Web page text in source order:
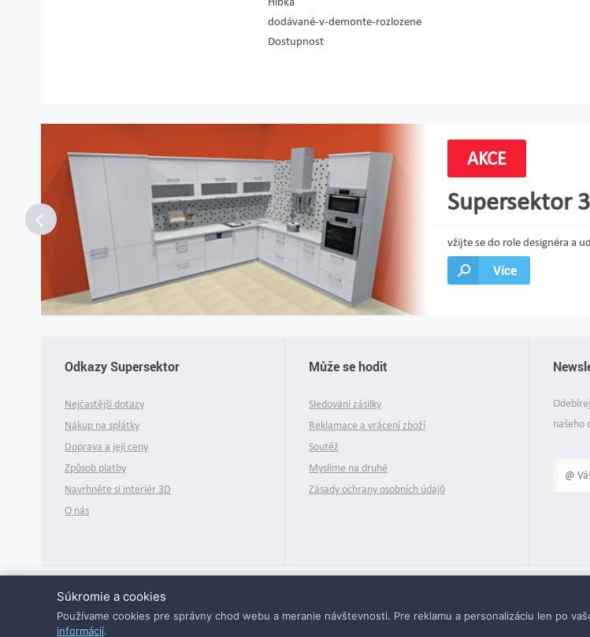
dodávané-v-demonte-rozlozene
Dostupnost
AKCE
Supersektor
vžijte se do role designéra a
Více
Odkazy Supersektor
Nejčastější dotazy
Nákup na splátky
Doprava a její ceny
Způsob platby
Navrhněte si interiér 3D
O nás
Může se hodit
Sledování zásilky
Reklamace a vrácení zboží
Soutěž
Myslíme na druhé
Zásady ochrany osobních údajů
našeho
Súkromie a cookies
Používame cookies pre správny chod webu a meranie návštevnosti. Pre reklamu a personalizáciu len po
informácií.